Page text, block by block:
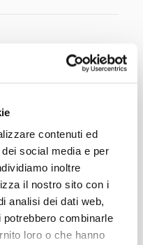
contenuti ed
social media e per
inoltre
il nostro sito con i
analisi dei dati web,
combinarle
loro o che hanno